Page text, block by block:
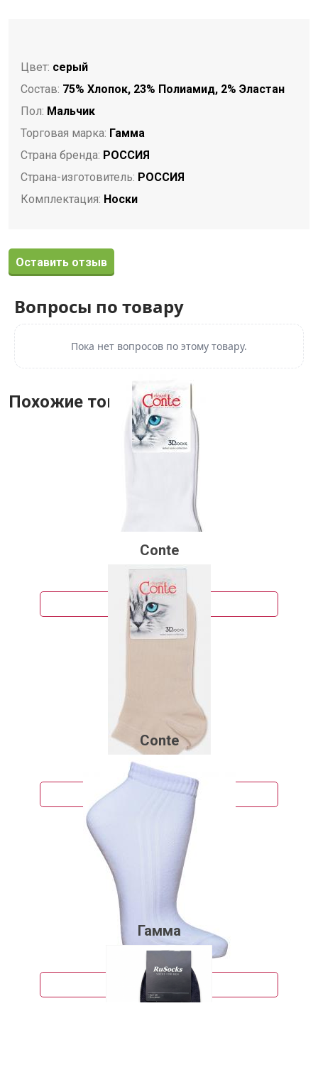
Цвет: серый
Состав: 75% Хлопок, 23% Полиамид, 2% Эластан
Пол: Мальчик
Торговая марка: Гамма
Страна бренда: РОССИЯ
Страна-изготовитель: РОССИЯ
Комплектация: Носки
Оставить отзыв
Вопросы по товару
Пока нет вопросов по этому товару.
Похожие товары
Conte
100 руб.
Подробнее
Conte
100 руб.
Подробнее
Гамма
90 руб.
Подробнее